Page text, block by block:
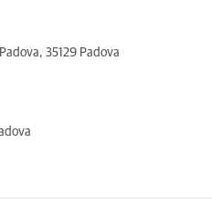
35129 Padova